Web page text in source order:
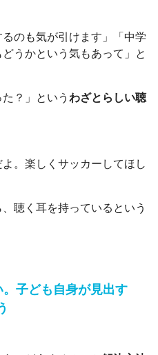
のも気が引けます」「中学
うかという気もあって」と
？」という わざとらしい聴
。楽しくサッカーしてほし
聴く耳を持っているという
子ども自身が見出す